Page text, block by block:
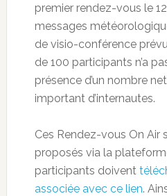
premier rendez-vous le
messages
de visio-conférence
de 100 participants n’a
présence d’un nombre
important d’internautes.
Ces Rendez-vous On Air
proposés via la
participants doivent
associée avec ce lien.